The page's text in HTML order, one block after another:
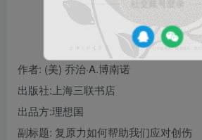
作者: (美) 乔治·A.博南诺
出版社: 上海三联书店
出品方:理想国
副标题: 复原力如何帮助我们应对创伤
社交账号登录